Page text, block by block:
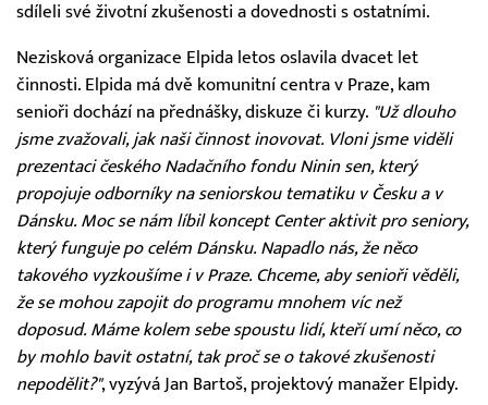
sdíleli své životní zkušenosti a dovednosti s ostatními.
Nezisková organizace Elpida letos oslavila dvacet let
činnosti. Elpida má dvě komunitní centra v Praze, kam
senioři dochází na přednášky, diskuze či kurzy. "Už dlouho
jsme zvažovali, jak naši činnost inovovat. Vloni jsme viděli
prezentaci českého Nadačního fondu Ninin sen, který
propojuje odborníky na seniorskou tematiku v Česku a v
Dánsku. Moc se nám líbil koncept Center aktivit pro seniory,
který funguje po celém Dánsku. Napadlo nás, že něco
takového vyzkoušíme i v Praze. Chceme, aby senioři věděli,
že se mohou zapojit do programu mnohem víc než
doposud. Máme kolem sebe spoustu lidí, kteří umí něco, co
by mohlo bavit ostatní, tak proč se o takové zkušenosti
nepodělit?", vyzývá Jan Bartoš, projektový manažer Elpidy.